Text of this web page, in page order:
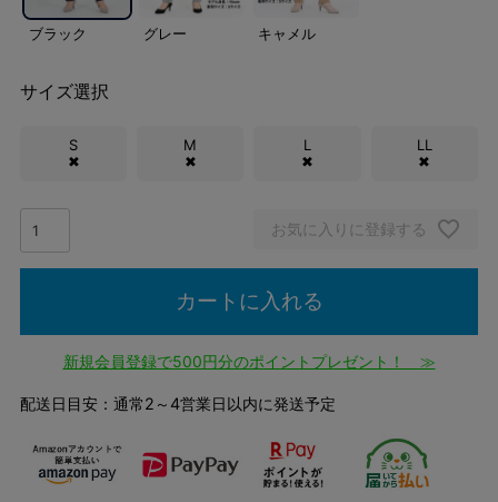
ブラック グレー キャメル
サイズ選択
S
✖
M
✖
L
✖
LL
✖
お気に入りに登録する
カートに入れる
新規会員登録で500円分のポイントプレゼント！ ≫
配送日目安：通常2～4営業日以内に発送予定